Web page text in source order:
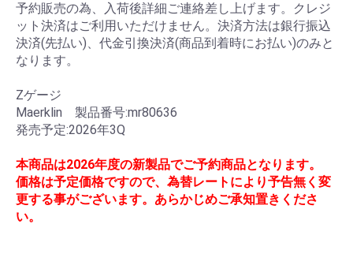
予約販売の為、入荷後詳細ご連絡差し上げます。クレジ
ット決済はご利用いただけません。決済方法は銀行振込
決済(先払い)、代金引換決済(商品到着時にお払い)のみと
なります。
Zゲージ
Maerklin 製品番号:mr80636
発売予定:2026年3Q
本商品は2026年度の新製品でご予約商品となります。
価格は予定価格ですので、為替レートにより予告無く変
更する事がございます。あらかじめご承知置きくださ
い。